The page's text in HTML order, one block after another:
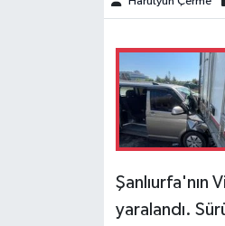
Şanlıurfa'nın
yaralandı.
Kültür Sanat
Televizyon